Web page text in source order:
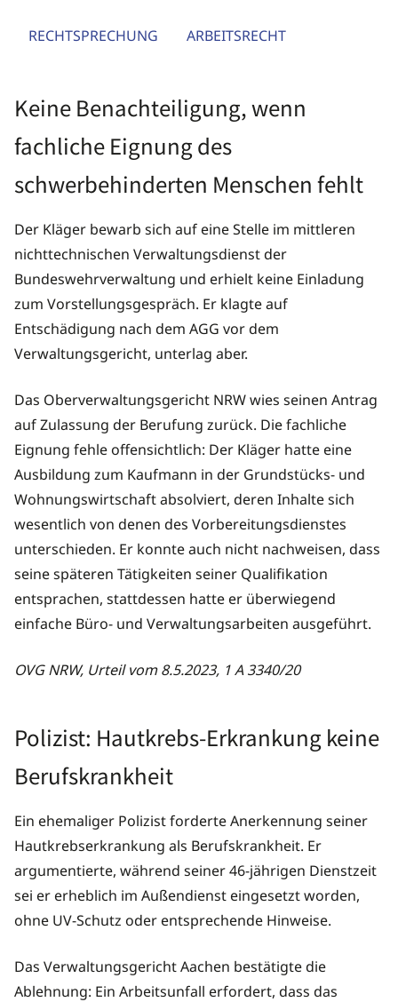
RECHTSPRECHUNG ARBEITSRECHT
Keine Benachteiligung, wenn
fachliche Eignung des
schwerbehinderten Menschen fehlt
Der Kläger bewarb sich auf eine Stelle im mittleren
nichttechnischen Verwaltungsdienst der
Bundeswehrverwaltung und erhielt keine Einladung
zum Vorstellungsgespräch. Er klagte auf
Entschädigung nach dem AGG vor dem
Verwaltungsgericht, unterlag aber.
Das Oberverwaltungsgericht NRW wies seinen Antrag
auf Zulassung der Berufung zurück. Die fachliche
Eignung fehle offensichtlich: Der Kläger hatte eine
Ausbildung zum Kaufmann in der Grundstücks- und
Wohnungswirtschaft absolviert, deren Inhalte sich
wesentlich von denen des Vorbereitungsdienstes
unterschieden. Er konnte auch nicht nachweisen, dass
seine späteren Tätigkeiten seiner Qualifikation
entsprachen, stattdessen hatte er überwiegend
einfache Büro- und Verwaltungsarbeiten ausgeführt.
OVG NRW, Urteil vom 8.5.2023, 1 A 3340/20
Polizist: Hautkrebs-Erkrankung keine
Berufskrankheit
Ein ehemaliger Polizist forderte Anerkennung seiner
Hautkrebserkrankung als Berufskrankheit. Er
argumentierte, während seiner 46-jährigen Dienstzeit
sei er erheblich im Außendienst eingesetzt worden,
ohne UV-Schutz oder entsprechende Hinweise.
Das Verwaltungsgericht Aachen bestätigte die
Ablehnung: Ein Arbeitsunfall erfordert, dass das